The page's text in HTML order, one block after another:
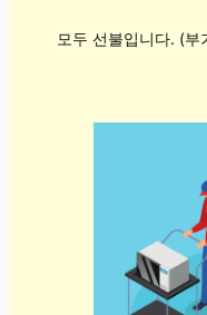
모두 선불입니다. (